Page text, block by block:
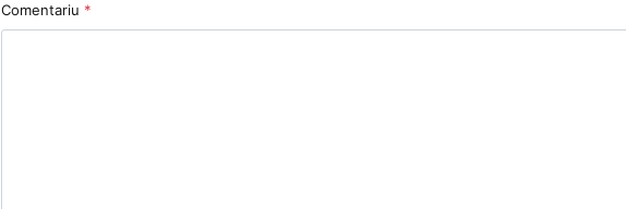
Comentariu *